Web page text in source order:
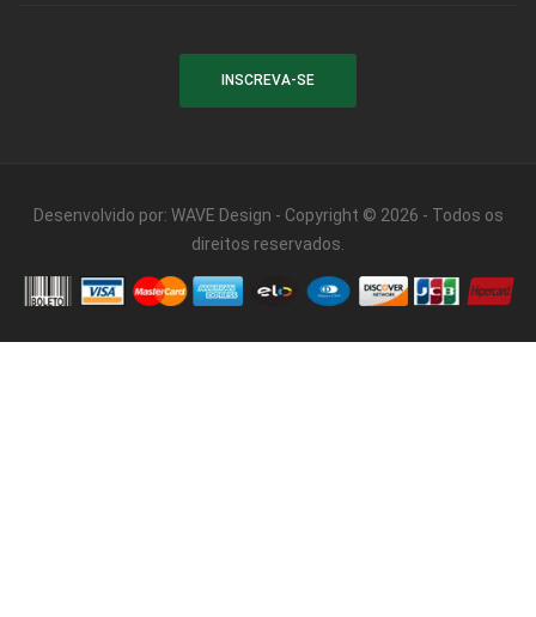
Desenvolvido por: WAVE Design - Copyright © 2026 - Todos os
direitos reservados.